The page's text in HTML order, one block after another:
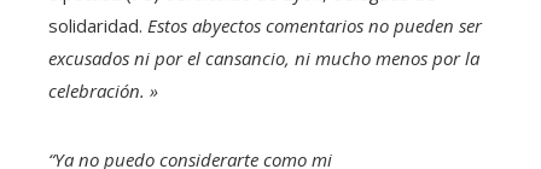
solidaridad. Estos abyectos comentarios no pueden ser
excusados ​​ni por el cansancio, ni mucho menos por la
celebración. »
“Ya no puedo considerarte como mi